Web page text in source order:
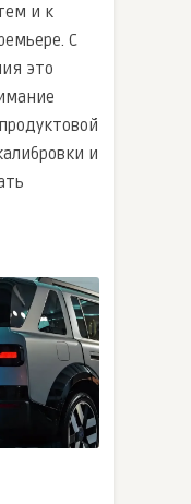
и к
С
это
и